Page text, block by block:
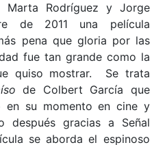
Marta Rodríguez y Jorge
de 2011 una película
pena que gloria por las
fue tan grande como la
quiso mostrar. Se trata
de Colbert García que
en su momento en cine y
después gracias a Señal
se aborda el espinoso